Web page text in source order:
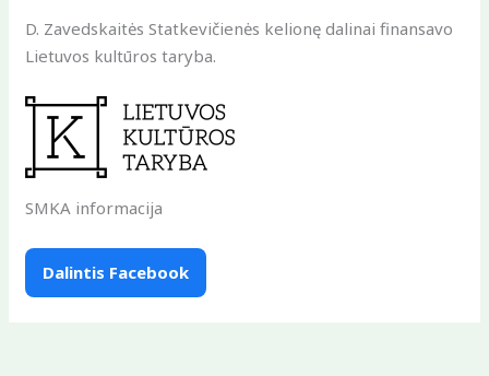
D. Zavedskaitės Statkevičienės kelionę dalinai finansavo
Lietuvos kultūros taryba.
SMKA informacija
Dalintis Facebook